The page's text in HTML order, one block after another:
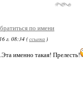
по имени
г. 08:34 (ссылка )
именно такая! Прелесть!